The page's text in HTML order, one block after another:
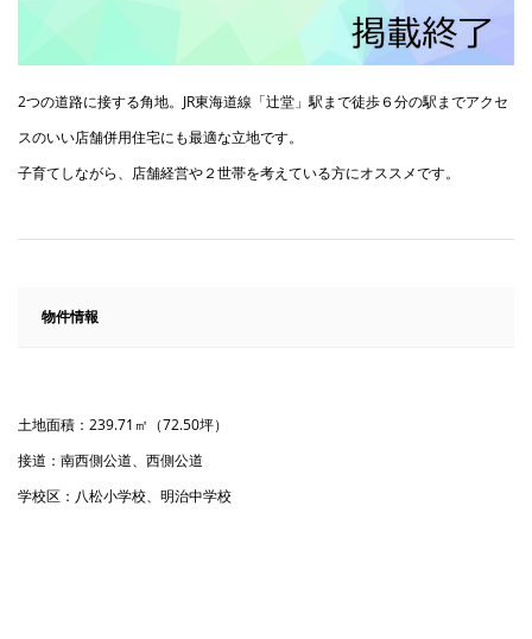
2つの道路に接する角地。JR東海道線「辻堂」駅まで徒歩６分の駅までアクセ
スのいい店舗併用住宅にも最適な立地です。
子育てしながら、店舗経営や２世帯を考えている方にオススメです。
物件情報
土地面積：239.71㎡（72.50坪）
接道：南西側公道、西側公道
学校区：八松小学校、明治中学校